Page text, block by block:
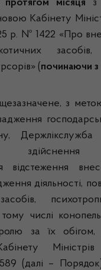
протягом місяця з
Кабінету
р. № 1422 «Про
засобів,
(починаючи
з
здійснення
відстеження
діяльності,
числі
за їх обігом,
(далі – Порядок),